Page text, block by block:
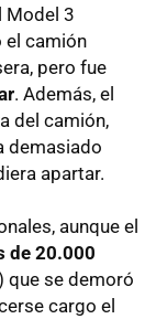
Model 3
el camión
pero fue
. Además, el
del camión,
demasiado
apartar.
aunque el
de 20.000
que se demoró
cargo el